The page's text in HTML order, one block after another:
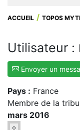
ACCUEIL TOPOS
Utilisateur :
Envoyer un
Pays : France
Membre de la
mars 2016